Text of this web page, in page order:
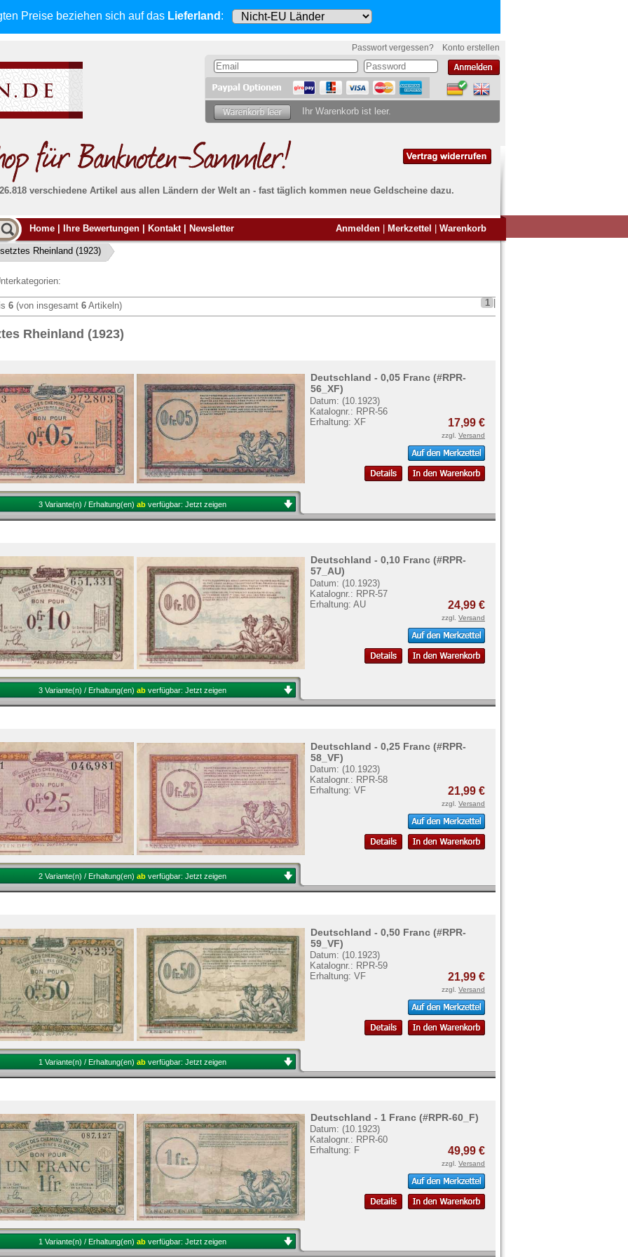
Preise beziehen sich auf das Lieferland :
Passwort vergessen? Konto erstellen
Ihr Warenkorb ist leer.
verschiedene Artikel aus allen Ländern der Welt an - fast täglich kommen neue Geldscheine dazu.
Alle Lieferungen, auch ins Ausland, werden
von uns voll versichert. Sie habenkein Risiko
falls die Sendung verloren geht oder beschädigt
wird.
Absolute Zuverlässigkeit:
Banknoten
Möchten Sie Banknoten
verkaufen?
Siehier.
Home Ihre Bewertungen Kontakt Newsletter Anmelden Merkzettel Warenkorb
Rheinland (1923)
6 (von insgesamt 6 Artikeln) 1
Rheinland (1923)
Deutschland - 0,05 Franc (#RPR-
56_XF)
Datum: (10.1923)
Katalognr.: RPR-56
Erhaltung: XF
17,99 €
zzgl. Versand
3 Variante(n) / Erhaltung(en) ab verfügbar: Jetzt zeigen
Deutschland - 0,10 Franc (#RPR-
57_AU)
Datum: (10.1923)
Katalognr.: RPR-57
Erhaltung: AU
24,99 €
zzgl. Versand
3 Variante(n) / Erhaltung(en) ab verfügbar: Jetzt zeigen
Deutschland - 0,25 Franc (#RPR-
58_VF)
Datum: (10.1923)
Katalognr.: RPR-58
Erhaltung: VF
21,99 €
zzgl. Versand
2 Variante(n) / Erhaltung(en) ab verfügbar: Jetzt zeigen
Deutschland - 0,50 Franc (#RPR-
59_VF)
Datum: (10.1923)
Katalognr.: RPR-59
Erhaltung: VF
21,99 €
zzgl. Versand
1 Variante(n) / Erhaltung(en) ab verfügbar: Jetzt zeigen
Deutschland - 1 Franc (#RPR-60_F)
Datum: (10.1923)
Katalognr.: RPR-60
Erhaltung: F
49,99 €
zzgl. Versand
1 Variante(n) / Erhaltung(en) ab verfügbar: Jetzt zeigen